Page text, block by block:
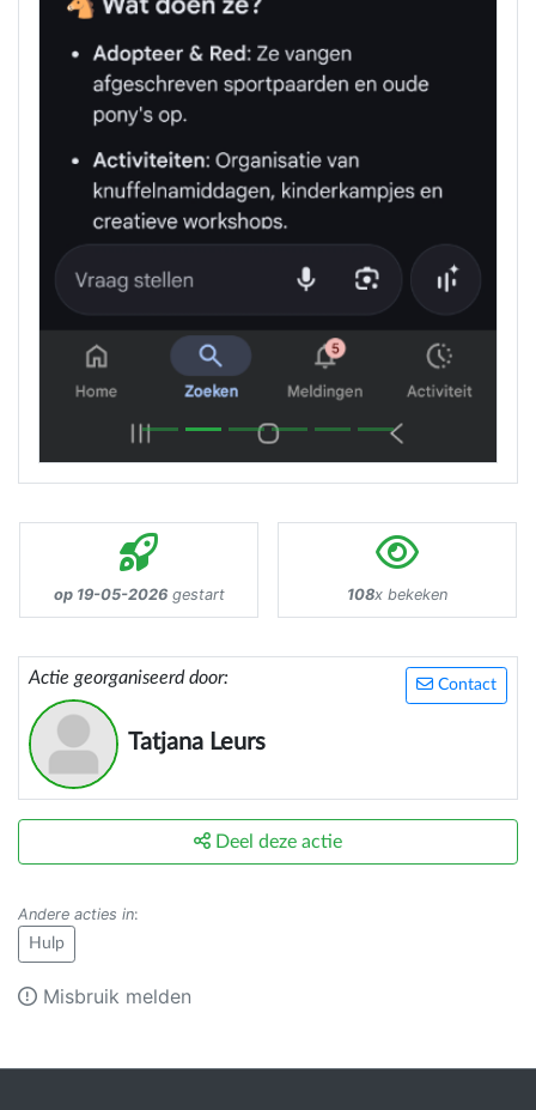
op 19-05-2026gestart 108x bekeken
Contact
Actie georganiseerd door:
Tatjana Leurs
Deel deze actie
Andere acties in:
Hulp
Misbruik melden